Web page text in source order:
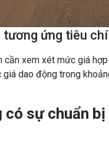
ứng tiêu
cần xem xét mức giá
dao động trong
có sự chuẩn